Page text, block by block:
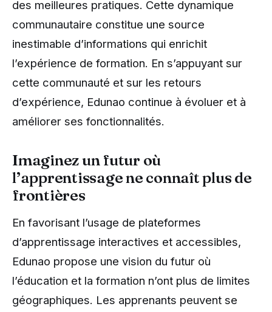
des meilleures pratiques. Cette dynamique
communautaire constitue une source
inestimable d’informations qui enrichit
l’expérience de formation. En s’appuyant sur
cette communauté et sur les retours
d’expérience, Edunao continue à évoluer et à
améliorer ses fonctionnalités.
Imaginez un futur où
l’apprentissage ne connaît plus de
frontières
En favorisant l’usage de plateformes
d’apprentissage interactives et accessibles,
Edunao propose une vision du futur où
l’éducation et la formation n’ont plus de limites
géographiques. Les apprenants peuvent se